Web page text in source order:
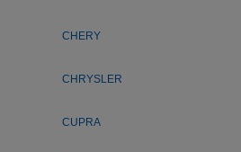
CHERY
CHRYSLER
CUPRA